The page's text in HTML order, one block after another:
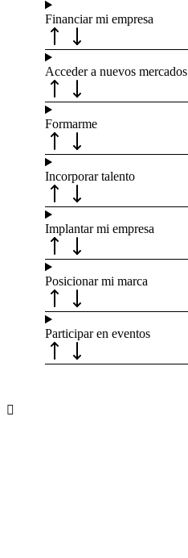
Financiar mi empresa
Acceder a nuevos mercados
Formarme
Incorporar talento
Implantar mi empresa
Posicionar mi marca
Participar en eventos